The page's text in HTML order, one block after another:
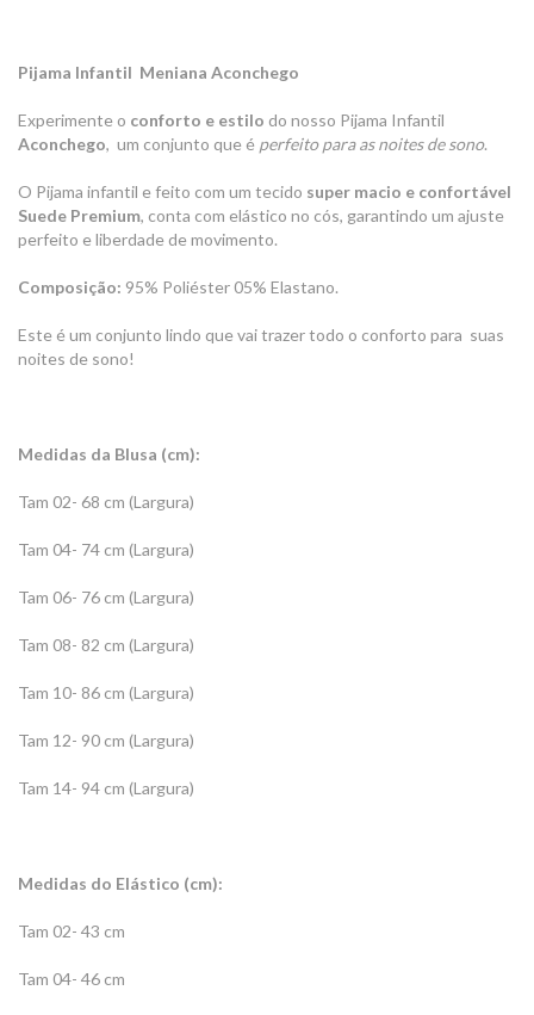
Pijama Infantil Meniana Aconchego
Experimente o conforto e estilo do nosso Pijama Infantil
Aconchego, um conjunto que é perfeito para as noites de sono.
O Pijama infantil e feito com um tecido super macio e confortável
Suede Premium, conta com elástico no cós, garantindo um ajuste
perfeito e liberdade de movimento.
Composição: 95% Poliéster 05% Elastano.
Este é um conjunto lindo que vai trazer todo o conforto para suas
noites de sono!
Medidas da Blusa (cm):
Tam 02- 68 cm (Largura)
Tam 04- 74 cm (Largura)
Tam 06- 76 cm (Largura)
Tam 08- 82 cm (Largura)
Tam 10- 86 cm (Largura)
Tam 12- 90 cm (Largura)
Tam 14- 94 cm (Largura)
Medidas do Elástico (cm):
Tam 02- 43 cm
Tam 04- 46 cm